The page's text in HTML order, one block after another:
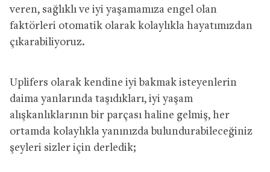
veren, sağlıklı ve iyi yaşamamıza engel olan
faktörleri otomatik olarak kolaylıkla hayatımızdan
çıkarabiliyoruz.
Uplifers olarak kendine iyi bakmak isteyenlerin
daima yanlarında taşıdıkları, iyi yaşam
alışkanlıklarının bir parçası haline gelmiş, her
ortamda kolaylıkla yanınızda bulundurabileceğiniz
şeyleri sizler için derledik;